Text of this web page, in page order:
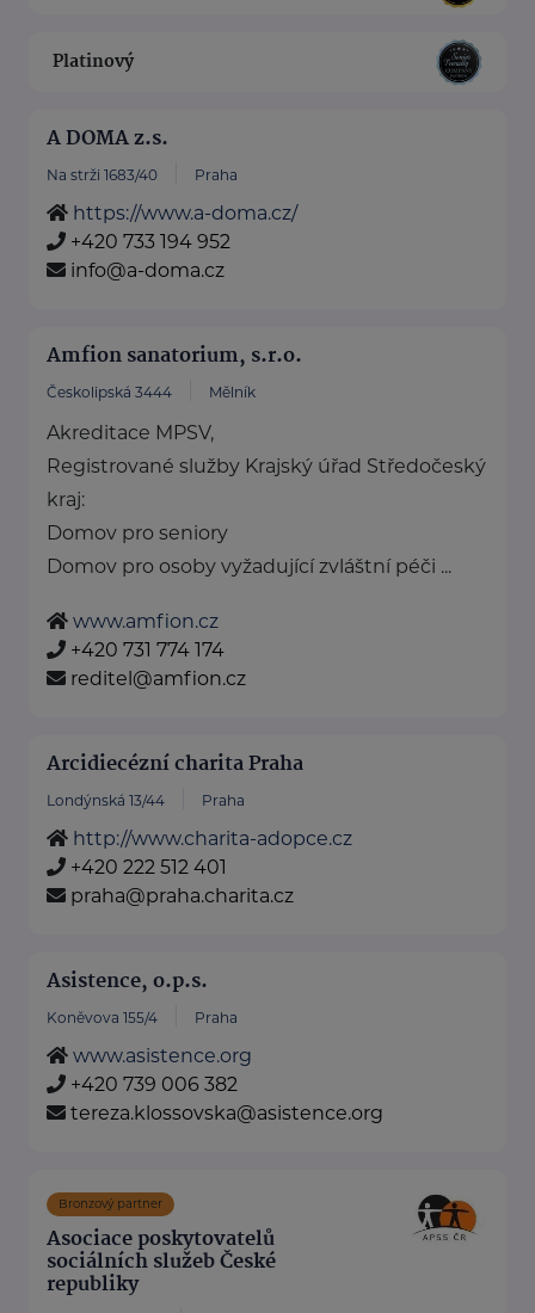
Platinový
A DOMA z.s.
Na strži 1683/40 Praha
https://www.a-doma.cz/
+420 733 194 952
info@a-doma.cz
Amfion sanatorium, s.r.o.
Českolipská 3444 Mělník
Akreditace MPSV,
Registrované služby Krajský úřad Středočeský
kraj:
Domov pro seniory
Domov pro osoby vyžadující zvláštní péči ...
www.amfion.cz
+420 731 774 174
reditel@amfion.cz
Arcidiecézní charita Praha
Londýnská 13/44 Praha
http://www.charita-adopce.cz
+420 222 512 401
praha@praha.charita.cz
Asistence, o.p.s.
Koněvova 155/4 Praha
www.asistence.org
+420 739 006 382
tereza.klossovska@asistence.org
Bronzový partner
Asociace poskytovatelů
sociálních služeb České
republiky